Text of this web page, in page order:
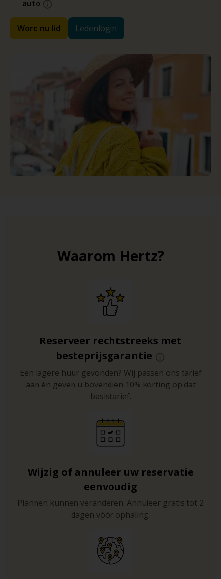
auto
Word nu lid Ledenlogin
Waarom Hertz?
Reserveer rechtstreeks met
besteprijsgarantie
Een lagere huur gevonden? Wij passen ons tarief
aan én geven u bovendien 10% korting op dat
basistarief.
Wijzig of annuleer uw reservatie
eenvoudig
Plannen kunnen veranderen. Annuleer gratis tot 2
dagen vóór ophaling.